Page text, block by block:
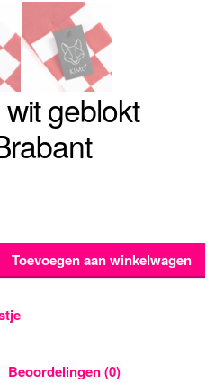
geblokt
Toevoegen aan winkelwagen
Beoordelingen (0)